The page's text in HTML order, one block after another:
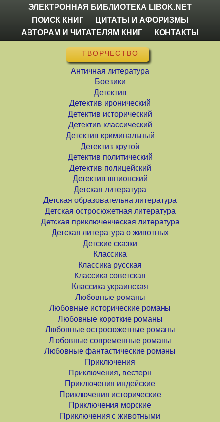
ЭЛЕКТРОННАЯ БИБЛИОТЕКА LIBOK.NET
ПОИСК КНИГ
ЦИТАТЫ И АФОРИЗМЫ
АВТОРАМ И ЧИТАТЕЛЯМ КНИГ
КОНТАКТЫ
ТВОРЧЕСТВО
Античная литература
Боевики
Детектив
Детектив иронический
Детектив исторический
Детектив классический
Детектив криминальный
Детектив крутой
Детектив политический
Детектив полицейский
Детектив шпионский
Детская литература
Детская образовательна литература
Детская остросюжетная литература
Детская приключенческая литература
Детская литература о животных
Детские сказки
Классика
Классика русская
Классика советская
Классика украинская
Любовные романы
Любовные исторические романы
Любовные короткие романы
Любовные остросюжетные романы
Любовные современные романы
Любовные фантастические романы
Приключения
Приключения, вестерн
Приключения индейские
Приключения исторические
Приключения морские
Приключения с животными